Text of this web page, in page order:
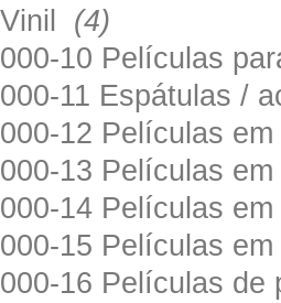
Vinil (4)
000-10 Películas
000-11 Espátulas /
000-12 Películas
000-13 Películas
000-14 Películas
000-15 Películas
000-16 Películas